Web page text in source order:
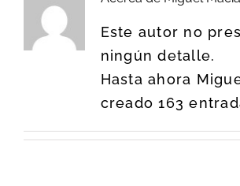
Este autor no
ningún detalle.
Hasta ahora
creado 163